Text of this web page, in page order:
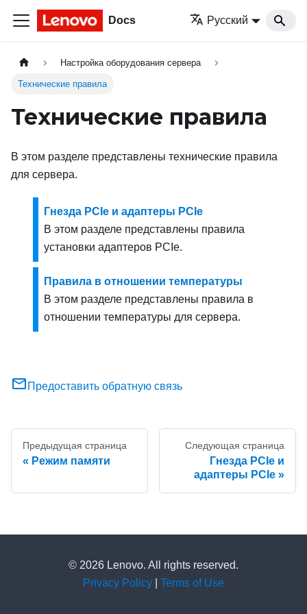
Docs Русский
Настройка оборудования сервера
Технические правила
Технические правила
В этом разделе представлены технические правила
для сервера.
Гнезда PCIe и адаптеры PCIe
В этом разделе представлены правила
установки адаптеров PCIe.
Правила в отношении температуры
В этом разделе представлены правила в
отношении температуры для сервера.
Предоставить обратную связь
Предыдущая страница
Режим памяти
Следующая страница
Гнезда PCIe и
адаптеры PCIe
© 2026 Lenovo. All rights reserved.
Privacy Policy
Terms of Use